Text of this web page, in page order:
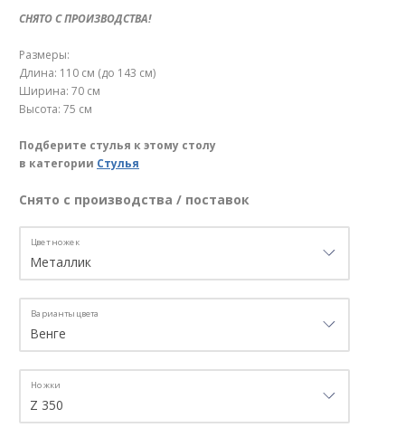
СНЯТО С ПРОИЗВОДСТВА!
Размеры:
Длина: 110 см (до 143 см)
Ширина: 70 см
Высота: 75 см
Подберите стулья к этому столу
в категории Стулья
Снято с производства / поставок
Цвет ножек
Варианты цвета
Ножки